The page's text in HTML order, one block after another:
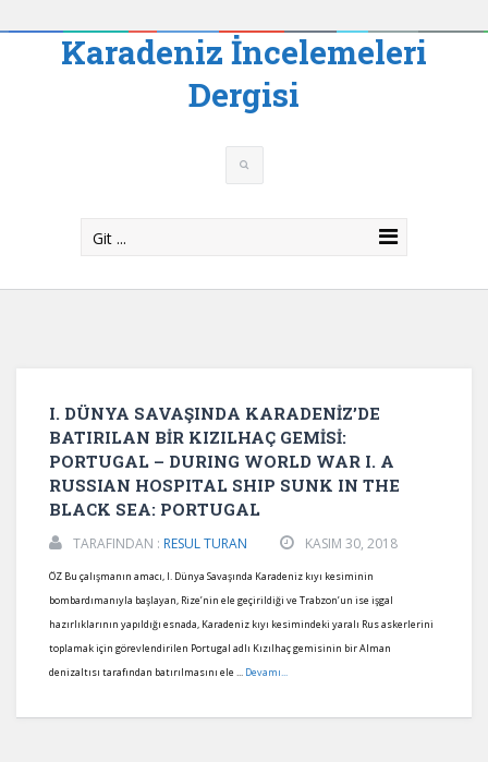
Karadeniz İncelemeleri
Dergisi
Git ...
I. DÜNYA SAVAŞINDA KARADENİZ’DE
BATIRILAN BİR KIZILHAÇ GEMİSİ:
PORTUGAL – DURING WORLD WAR I. A
RUSSIAN HOSPITAL SHIP SUNK IN THE
BLACK SEA: PORTUGAL
TARAFINDAN : RESUL TURAN KASIM 30, 2018
ÖZ Bu çalışmanın amacı, I. Dünya Savaşında Karadeniz kıyı kesiminin
bombardımanıyla başlayan, Rize’nin ele geçirildiği ve Trabzon’un ise işgal
hazırlıklarının yapıldığı esnada, Karadeniz kıyı kesimindeki yaralı Rus askerlerini
toplamak için görevlendirilen Portugal adlı Kızılhaç gemisinin bir Alman
denizaltısı tarafından batırılmasını ele ... Devamı...